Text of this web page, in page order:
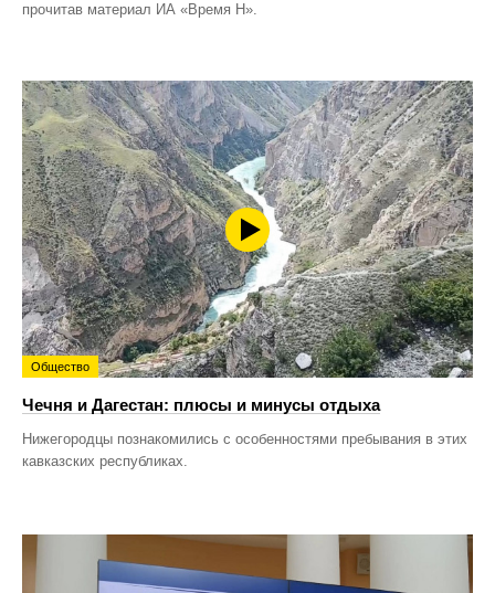
прочитав материал ИА «Время Н».
Общество
Чечня и Дагестан: плюсы и минусы отдыха
Нижегородцы познакомились с особенностями пребывания в этих
кавказских республиках.